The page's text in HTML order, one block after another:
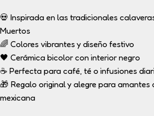
💀 Inspirada en las tradicionales
Muertos
🌈 Colores vibrantes y diseño festivo
🖤 Cerámica bicolor con interior negro
☕ Perfecta para café, té o infusiones
🎁 Regalo original y alegre para amantes
mexicana